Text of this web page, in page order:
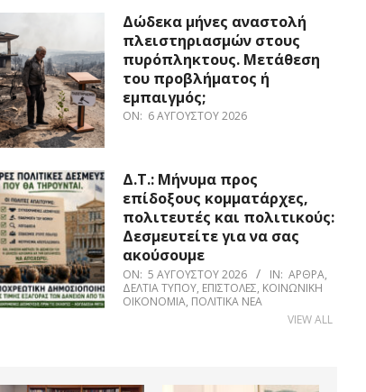
Δώδεκα μήνες αναστολή
πλειστηριασμών στους
πυρόπληκτους. Μετάθεση
του προβλήματος ή
εμπαιγμός;
ON: 6 ΑΥΓΟΎΣΤΟΥ 2026
Δ.Τ.: Μήνυμα προς
επίδοξους κομματάρχες,
πολιτευτές και πολιτικούς:
Δεσμευτείτε για να σας
ακούσουμε
ON: 5 ΑΥΓΟΎΣΤΟΥ 2026 IN: ΆΡΘΡΑ,
ΔΕΛΤΊΑ ΤΎΠΟΥ, ΕΠΙΣΤΟΛΈΣ, ΚΟΙΝΩΝΙΚΉ
ΟΙΚΟΝΟΜΊΑ, ΠΟΛΙΤΙΚΆ ΝΈΑ
VIEW ALL